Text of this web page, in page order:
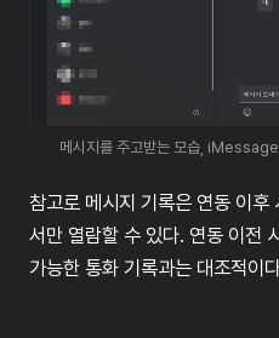
메시지를 주고받는 모습,
참고로 메시지 기록은 연동 이후
서만 열람할 수 있다. 연동 이전
가능한 통화 기록과는 대조적이